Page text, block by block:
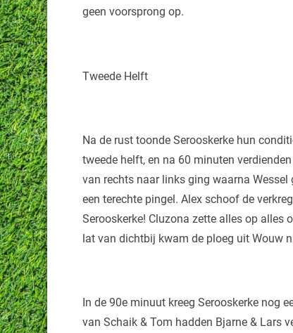
geen voorsprong op.
Tweede Helft
Na de rust toonde Serooskerke hun
tweede helft, en na 60 minuten
van rechts naar links ging waarna
een terechte pingel. Alex schoof de
Serooskerke! Cluzona zette alles op alles
lat van dichtbij kwam de ploeg uit Wouw
In de 90e minuut kreeg Serooskerke nog
van Schaik & Tom hadden Bjarne & Lars